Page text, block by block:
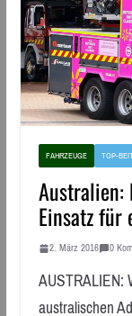
FAHRZEUGE TOP-
Einsatz für
2. März 2016 0
AUSTRALIEN:
australischen